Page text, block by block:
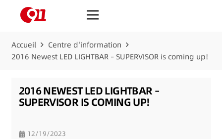
Accueil
Centre d'information
2016 Newest LED LIGHTBAR – SUPERVISOR is coming up!
2016 NEWEST LED LIGHTBAR –
SUPERVISOR IS COMING UP!
12/19/2023